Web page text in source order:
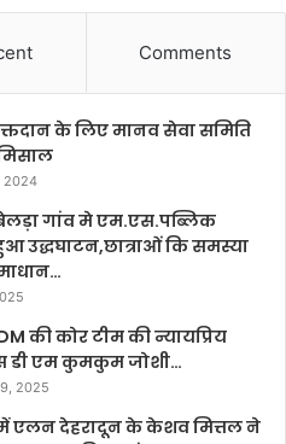
Comments
के लिए मानव सेवा समिति
2024
गांव मे एम.एस.पब्लिक
उद्धघाटन,छात्राओं कि समस्या
की कोर टीम की न्यायप्रिय
डी एम कुमकुम जोशी…
2025
एलन देहरादून के केशव मित्तल ने